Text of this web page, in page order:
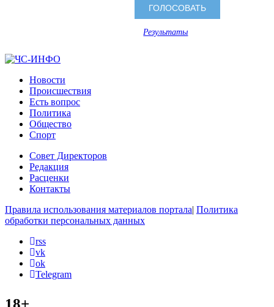
Результаты
Новости
Происшествия
Есть вопрос
Политика
Общество
Спорт
Совет Директоров
Редакция
Расценки
Контакты
Правила использования материалов портала| Политика
обработки персональных данных
rss
vk
ok
Telegram